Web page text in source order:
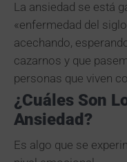
La ansiedad se está
«enfermedad del
acechando,
cazarnos y que
personas que viven
¿Cuáles Son
Ansiedad?
Es algo que se